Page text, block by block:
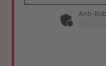
Anti-